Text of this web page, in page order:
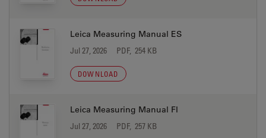
Leica Measuring Manual ES
Jul 27, 2026 PDF, 254 KB
DOWNLOAD
Leica Measuring Manual FI
Jul 27, 2026 PDF, 257 KB